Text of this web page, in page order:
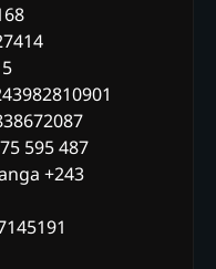
595 487
+243